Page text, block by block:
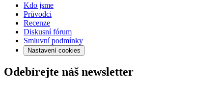
Kdo jsme
Průvodci
Recenze
Diskusní fórum
Smluvní podmínky
Nastavení cookies
Odebírejte náš newsletter